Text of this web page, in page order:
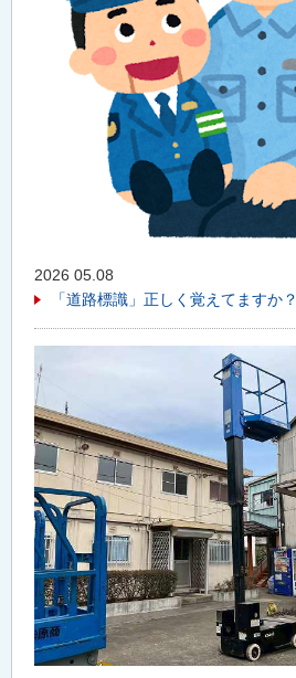
2026 05.08
「道路標識」正しく覚えてますか？